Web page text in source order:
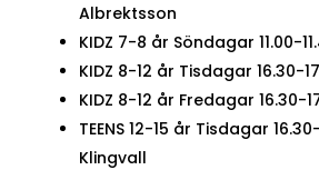
Albrektsson
KIDZ 7-8 år Söndagar 11.00-
KIDZ 8-12 år Tisdagar 16.30-
KIDZ 8-12 år Fredagar 16.30-
TEENS 12-15 år Tisdagar
Klingvall